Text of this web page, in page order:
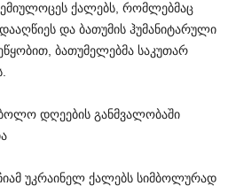
მიულოცეს ქალებს რომლებმაც
დააღწიეს და ბათუმის ჰუმანიტარული
ბათუმელებმა საკუთარ
დღეების განმვალობაში
უკრაინელ ქალებს სიმბოლურად